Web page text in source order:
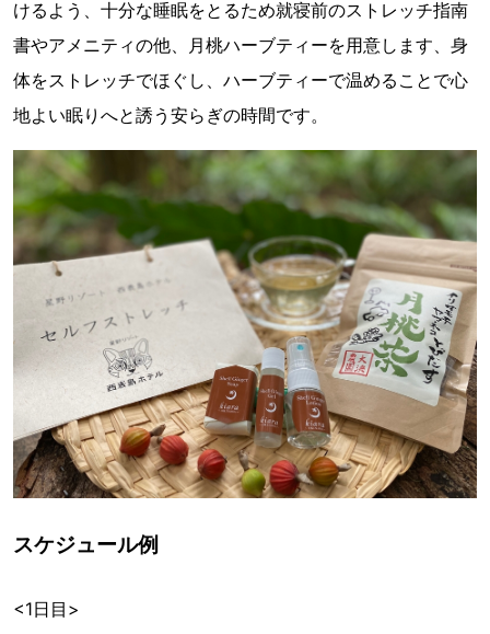
けるよう、十分な睡眠をとるため就寝前のストレッチ指南
書やアメニティの他、月桃ハーブティーを用意します、身
体をストレッチでほぐし、ハーブティーで温めることで心
地よい眠りへと誘う安らぎの時間です。
スケジュール例
<1日目>